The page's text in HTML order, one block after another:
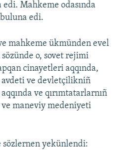
Mahkeme odasında
edi.
mahkeme ükmünden evel
o, sovet rejimi
cinayetleri aqqında,
avdeti ve devletçilikniñ
ve qırımtatarlarnıñ
ve maneviy medeniyeti
sözlernen yekünlendi: